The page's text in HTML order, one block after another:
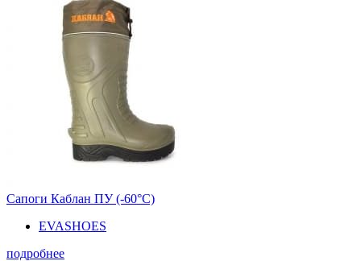
Сапоги Каблан ПУ (-60°С)
EVASHOES
подробнее